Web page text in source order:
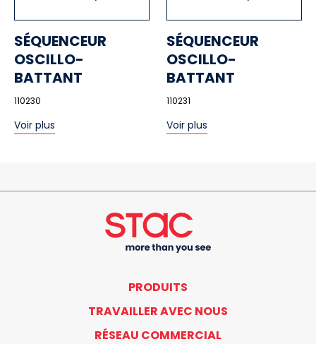
SÉQUENCEUR
OSCILLO-
BATTANT
110230
Voir plus
SÉQUENCEUR
OSCILLO-
BATTANT
110231
Voir plus
PRODUITS
TRAVAILLER AVEC NOUS
RÉSEAU COMMERCIAL